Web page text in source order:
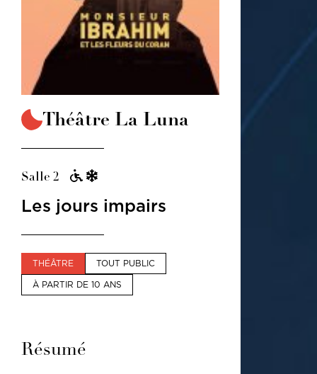
Théâtre La Luna
Salle 2
Les jours impairs
THÉÂTRE
TOUT PUBLIC
À PARTIR DE 10 ANS
Résumé